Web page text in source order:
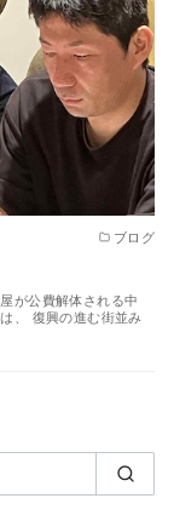
ブログ
が公費解体される中
、 復興の進む街並み